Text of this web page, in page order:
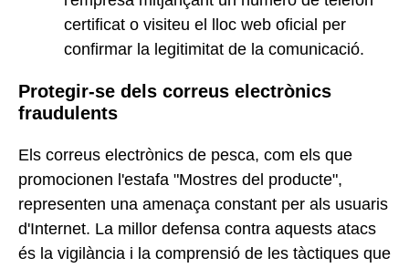
certificat o visiteu el lloc web oficial per
confirmar la legitimitat de la comunicació.
Protegir-se dels correus electrònics
fraudulents
Els correus electrònics de pesca, com els que
promocionen l'estafa "Mostres del producte",
representen una amenaça constant per als usuaris
d'Internet. La millor defensa contra aquests atacs
és la vigilància i la comprensió de les tàctiques que